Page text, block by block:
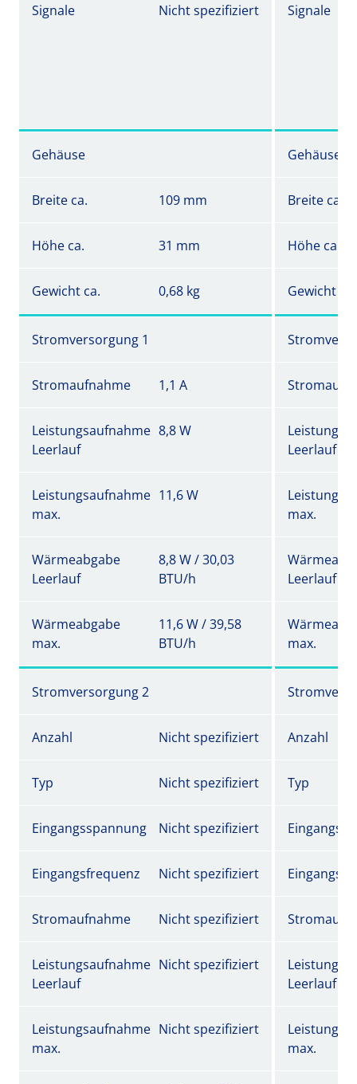
Signale Nicht spezifiziert Signale
Gehäuse Gehäuse
Breite ca. 109 mm Breite ca.
Höhe ca. 31 mm Höhe ca.
Gewicht ca. 0,68 kg Gewicht ca.
Stromversorgung 1
Stromaufnahme 1,1 A
Leistungsaufnahme
Leerlauf
8,8 W
Leerlauf
Leistungsaufnahme
max.
11,6 W
max.
Wärmeabgabe
Leerlauf
8,8 W / 30,03
BTU/h
Leerlauf
Wärmeabgabe
max.
11,6 W / 39,58
BTU/h
max.
Stromversorgung 2
Anzahl Nicht spezifiziert Anzahl
Typ Nicht spezifiziert Typ
Eingangsspannung Nicht spezifiziert
Eingangsfrequenz Nicht spezifiziert
Stromaufnahme Nicht spezifiziert
Leistungsaufnahme
Leerlauf
Nicht spezifiziert
Leerlauf
Leistungsaufnahme
max.
Nicht spezifiziert
max.